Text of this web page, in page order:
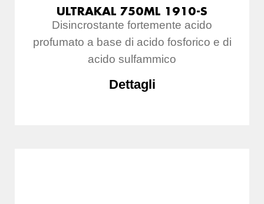
ULTRAKAL 750ML 1910-S
Disincrostante fortemente acido
profumato a base di acido fosforico e di
acido sulfammico
Dettagli